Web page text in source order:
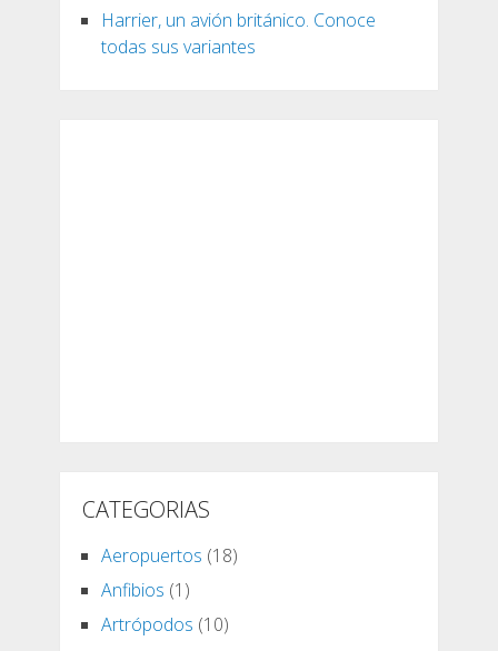
Harrier, un avión británico. Conoce
todas sus variantes
CATEGORIAS
Aeropuertos (18)
Anfibios (1)
Artrópodos (10)